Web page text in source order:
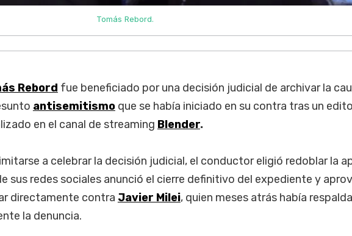
Tomás Rebord.
Rebord fue beneficiado por una decisión judicial de archivar la
antisemitismoque se había iniciado en su contra tras un
en el canal de streaming Blender.
a celebrar la decisión judicial, el conductor eligió redoblar la
sus redes sociales anunció el cierre definitivo del expediente y
directamente contra Javier Milei, quien meses atrás había
la denuncia.